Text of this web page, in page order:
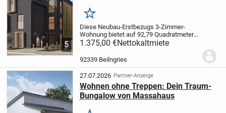
5
Merken
Diese Neubau-Erstbezugs 3-Zimmer-
Wohnung bietet auf 92,79 Quadratmetern
viel Platz für den individuellen Bedarf. Die
eines 6-Parteien-Hauses und überzeugt
1.375,00 €Nettokaltmiete
92339 Beilngries
27.07.2026 Partner-Anzeige
Wohnen ohne Treppen: Dein Traum-
Bungalow von Massahaus